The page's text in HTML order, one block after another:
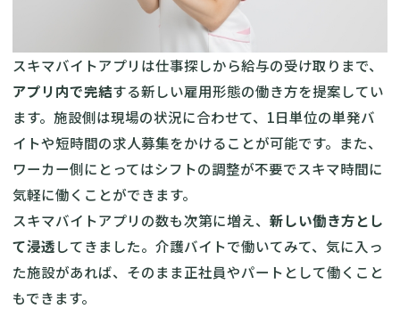
スキマバイトアプリは仕事探しから給与の受け取りまで、
アプリ内で完結する新しい雇用形態の働き方を提案してい
ます。施設側は現場の状況に合わせて、1日単位の単発バ
イトや短時間の求人募集をかけることが可能です。また、
ワーカー側にとってはシフトの調整が不要でスキマ時間に
気軽に働くことができます。
スキマバイトアプリの数も次第に増え、 新しい働き方とし
て浸透してきました。介護バイトで働いてみて、気に入っ
た施設があれば、そのまま正社員やパートとして働くこと
もできます。